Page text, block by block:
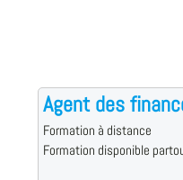
Agent des
Formation à distance
Formation disponible